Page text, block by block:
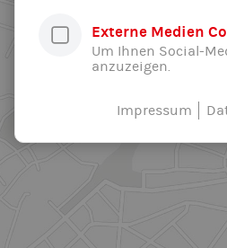
Externe Medien
Um Ihnen Social-
anzuzeigen.
Impressum